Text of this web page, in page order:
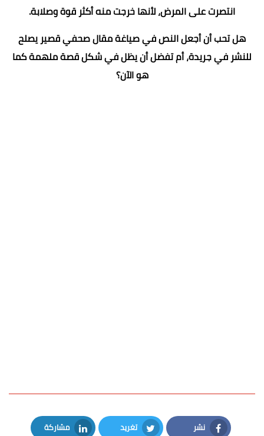
انتصرت على المرض، لأنها خرجت منه أكثر قوة وصلابة.
هل تحب أن أجعل النص في صياغة مقال صحفي قصير يصلح
للنشر في جريدة، أم تفضل أن يظل في شكل قصة ملهمة كما
هو الآن؟
نشر تغريد مشاركة